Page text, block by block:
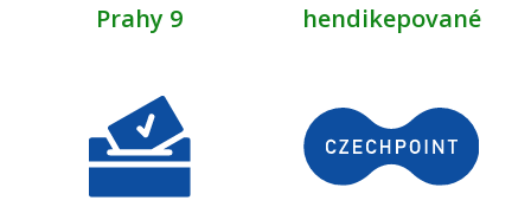
Prahy 9
hendikepované